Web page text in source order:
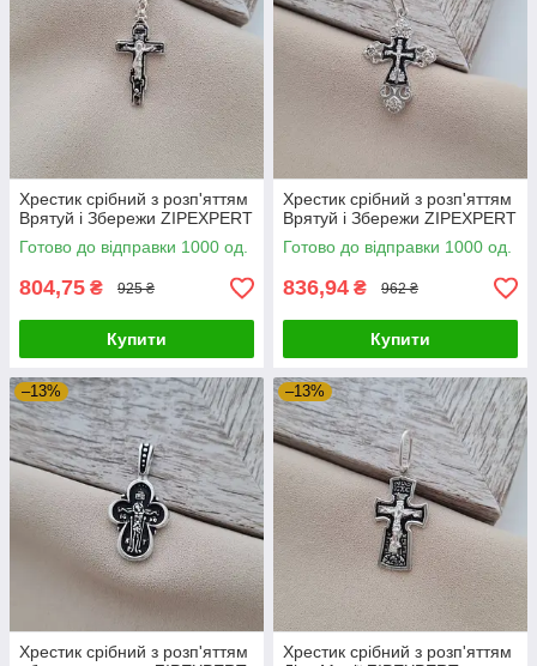
Хрестик срібний з розп'яттям
Врятуй і Збережи ZIPEXPERT
Готово до відправки 1000 од.
804,75 ₴ 925 ₴
Купити
Хрестик срібний з розп'яттям
Врятуй і Збережи ZIPEXPERT
Готово до відправки 1000 од.
836,94 ₴ 962 ₴
Купити
–13%
Хрестик срібний з розп'яттям
–13%
Хрестик срібний з розп'яттям